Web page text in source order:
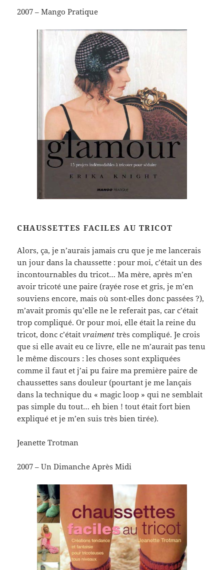
2007 – Mango Pratique
CHAUSSETTES FACILES AU TRICOT
Alors, ça, je n’aurais jamais cru que je me lancerais
un jour dans la chaussette : pour moi, c’était un des
incontournables du tricot… Ma mère, après m’en
avoir tricoté une paire (rayée rose et gris, je m’en
souviens encore, mais où sont-elles donc passées ?),
m’avait promis qu’elle ne le referait pas, car c’était
trop compliqué. Or pour moi, elle était la reine du
tricot, donc c’étaitvraiment très compliqué. Je crois
que si elle avait eu ce livre, elle ne m’aurait pas tenu
le même discours : les choses sont expliquées
comme il faut et j’ai pu faire ma première paire de
chaussettes sans douleur (pourtant je me lançais
dans la technique du « magic loop » qui ne semblait
pas simple du tout… eh bien ! tout était fort bien
expliqué et je m’en suis très bien tirée).
Jeanette Trotman
2007 – Un Dimanche Après Midi